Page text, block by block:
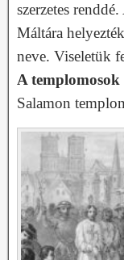
szerzetes
Máltára
neve. Viseletük
A
Salamon